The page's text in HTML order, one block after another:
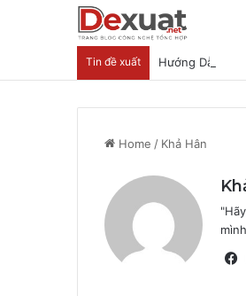
Tin đề xuất Hướng Dẫn
Home / Khả Hân